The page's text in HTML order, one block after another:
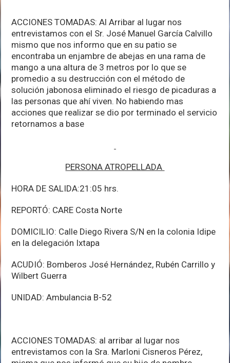
ACCIONES TOMADAS: Al Arribar al lugar nos
entrevistamos con el Sr. José Manuel García Calvillo
mismo que nos informo que en su patio se
encontraba un enjambre de abejas en una rama de
mango a una altura de 3 metros por lo que se
promedio a su destrucción con el método de
solución jabonosa eliminado el riesgo de picaduras a
las personas que ahí viven. No habiendo mas
acciones que realizar se dio por terminado el servicio
retornamos a base
PERSONA ATROPELLADA
HORA DE SALIDA:21:05 hrs.
REPORTÓ: CARE Costa Norte
DOMICILIO: Calle Diego Rivera S/N en la colonia Idipe
en la delegación Ixtapa
ACUDIÓ: Bomberos José Hernández, Rubén Carrillo y
Wilbert Guerra
UNIDAD: Ambulancia B-52
ACCIONES TOMADAS: al arribar al lugar nos
entrevistamos con la Sra. Marloni Cisneros Pérez,